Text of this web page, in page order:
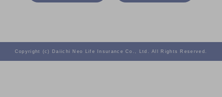
Copyright (c) Daiichi Neo Life Insurance Co., Ltd. All Rights Reserved.